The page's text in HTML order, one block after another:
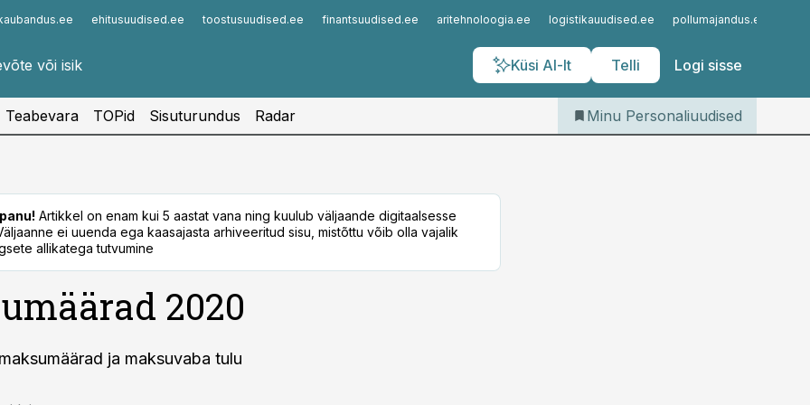
ehitusuudised.ee toostusuudised.ee finantsuudised.ee aritehnoloogia.ee logistikauudised.ee pollumajandus.ee
Küsi AI-lt Telli Logi sisse
Infopank
Iseteenindus
Telli Personaliuudised
Teabevara TOPid Sisuturundus Radar Minu Personaliuudised
Artikkel on enam kui 5 aastat vana ning kuulub väljaande digitaalsesse
ei uuenda ega kaasajasta arhiveeritud sisu, mistõttu võib olla vajalik
allikatega tutvumine
2020
ja maksuvaba tulu